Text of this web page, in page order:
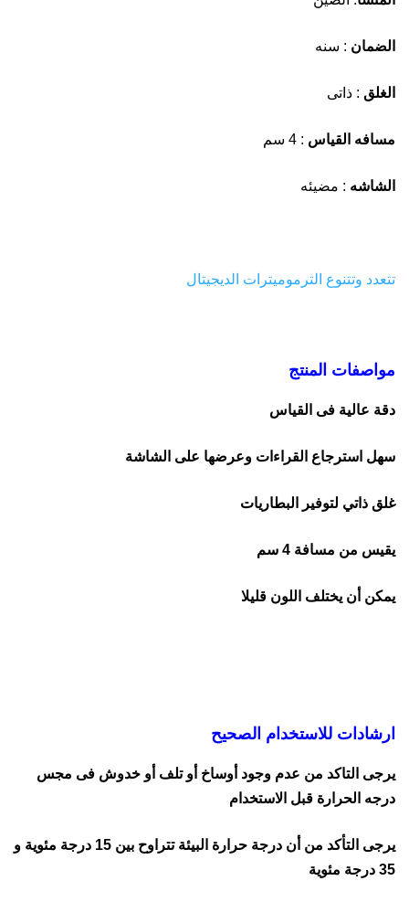
الضمان : سنه
الغلق : ذاتى
مسافه القياس : 4 سم
الشاشه : مضيئه
تتعدد وتتنوع الترموميترات الديجيتال
مواصفات المنتج
دقة عالية فى القياس
سهل استرجاع القراءات وعرضها على الشاشة
غلق ذاتي لتوفير البطاريات
يقيس من مسافة 4 سم
يمكن أن يختلف اللون قليلا
ارشادات للاستخدام الصحيح
يرجى التاكد من عدم وجود أوساخ أو تلف أو خدوش فى مجس
درجه الحرارة قبل الاستخدام
يرجى التأكد من أن درجة حرارة البيئة تتراوح بين 15 درجة مئوية و
35 درجة مئوية